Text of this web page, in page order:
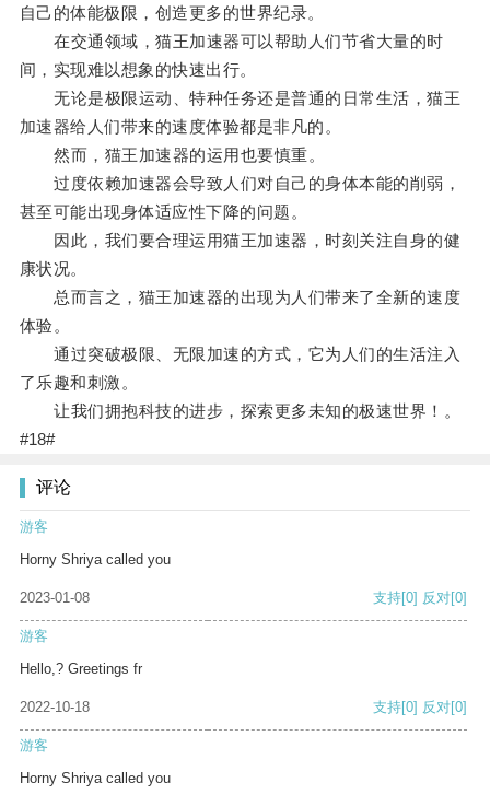
自己的体能极限，创造更多的世界纪录。
在交通领域，猫王加速器可以帮助人们节省大量的时
间，实现难以想象的快速出行。
无论是极限运动、特种任务还是普通的日常生活，猫王
加速器给人们带来的速度体验都是非凡的。
然而，猫王加速器的运用也要慎重。
过度依赖加速器会导致人们对自己的身体本能的削弱，
甚至可能出现身体适应性下降的问题。
因此，我们要合理运用猫王加速器，时刻关注自身的健
康状况。
总而言之，猫王加速器的出现为人们带来了全新的速度
体验。
通过突破极限、无限加速的方式，它为人们的生活注入
了乐趣和刺激。
让我们拥抱科技的进步，探索更多未知的极速世界！。
#18#
评论
游客
Horny Shriya called you
2023-01-08 支持[0] 反对[0]
游客
Hello,? Greetings fr
2022-10-18 支持[0] 反对[0]
游客
Horny Shriya called you